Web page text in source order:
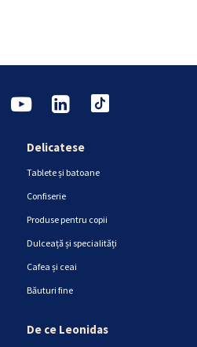
Delicatese
Tablete și batoane
Confiserie
Produse pentru copii
Dulceață și specialități
Cafea și ceai
Băuturi fine
De ce Leonidas